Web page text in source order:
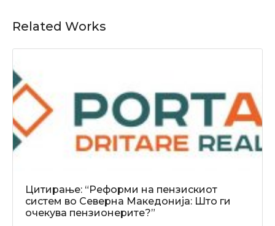
Related Works
Цитирање: “Реформи на пензискиот
систем во Северна Македонија: Што ги
очекува пензионерите?”